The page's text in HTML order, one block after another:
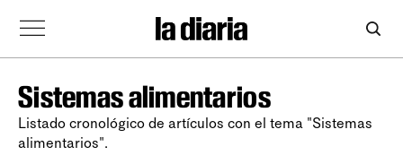
Sistemas alimentarios
Listado cronológico de artículos con el tema "Sistemas
alimentarios".